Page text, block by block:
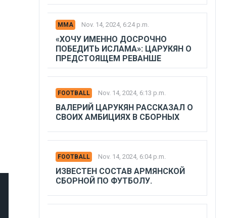
MMA Nov. 14, 2024, 6:24 p.m.
«ХОЧУ ИМЕННО ДОСРОЧНО
ПОБЕДИТЬ ИСЛАМА»: ЦАРУКЯН О
ПРЕДСТОЯЩЕМ РЕВАНШЕ
FOOTBALL Nov. 14, 2024, 6:13 p.m.
ВАЛЕРИЙ ЦАРУКЯН РАССКАЗАЛ О
СВОИХ АМБИЦИЯХ В СБОРНЫХ
FOOTBALL Nov. 14, 2024, 6:04 p.m.
ИЗВЕСТЕН СОСТАВ АРМЯНСКОЙ
СБОРНОЙ ПО ФУТБОЛУ.